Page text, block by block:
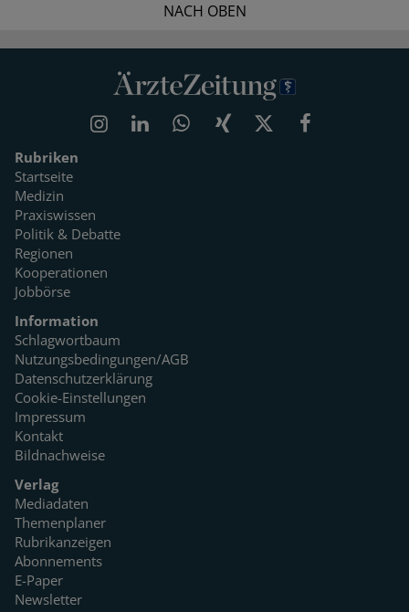
NACH OBEN
Rubriken
Startseite
Medizin
Praxiswissen
Politik & Debatte
Regionen
Kooperationen
Jobbörse
Information
Schlagwortbaum
Nutzungsbedingungen/AGB
Datenschutzerklärung
Cookie-Einstellungen
Impressum
Kontakt
Bildnachweise
Verlag
Mediadaten
Themenplaner
Rubrikanzeigen
Abonnements
E-Paper
Newsletter